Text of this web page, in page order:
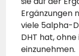
Ergänzungen
viele 5alpha-
DHT hat,
einzunehmen.